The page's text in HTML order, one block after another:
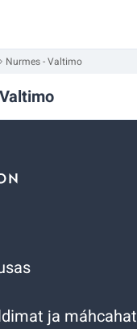
Nurmes - Valtimo
ja máhcahat